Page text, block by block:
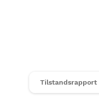
Tilstandsrapport